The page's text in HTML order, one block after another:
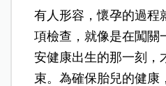
有人形容，懷孕的過程
項檢查，就像是在闖關
安健康出生的那一刻，
束。為確保胎兒的健康